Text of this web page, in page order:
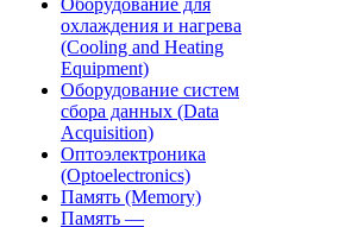
Оборудование для
охлаждения и нагрева
(Cooling and Heating
Equipment)
Оборудование систем
сбора данных (Data
Acquisition)
Оптоэлектроника
(Optoelectronics)
Память (Memory)
Память —